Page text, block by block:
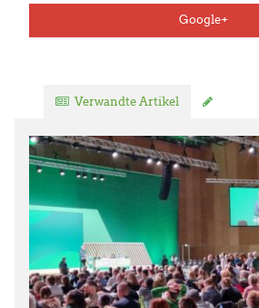
Google+
Verwandte Artikel